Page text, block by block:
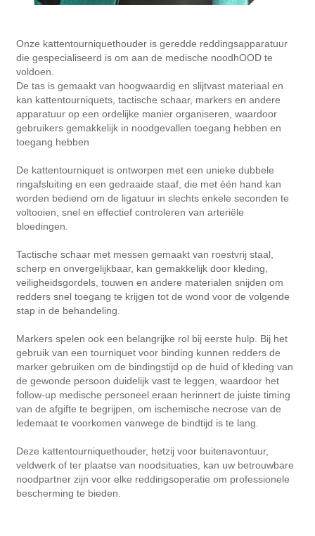
Onze kattentourniquethouder is geredde reddingsapparatuur
die gespecialiseerd is om aan de medische noodhOOD te
voldoen.
De tas is gemaakt van hoogwaardig en slijtvast materiaal en
kan kattentourniquets, tactische schaar, markers en andere
apparatuur op een ordelijke manier organiseren, waardoor
gebruikers gemakkelijk in noodgevallen toegang hebben en
toegang hebben
De kattentourniquet is ontworpen met een unieke dubbele
ringafsluiting en een gedraaide staaf, die met één hand kan
worden bediend om de ligatuur in slechts enkele seconden te
voltooien, snel en effectief controleren van arteriële
bloedingen.
Tactische schaar met messen gemaakt van roestvrij staal,
scherp en onvergelijkbaar, kan gemakkelijk door kleding,
veiligheidsgordels, touwen en andere materialen snijden om
redders snel toegang te krijgen tot de wond voor de volgende
stap in de behandeling.
Markers spelen ook een belangrijke rol bij eerste hulp. Bij het
gebruik van een tourniquet voor binding kunnen redders de
marker gebruiken om de bindingstijd op de huid of kleding van
de gewonde persoon duidelijk vast te leggen, waardoor het
follow-up medische personeel eraan herinnert de juiste timing
van de afgifte te begrijpen, om ischemische necrose van de
ledemaat te voorkomen vanwege de bindtijd is te lang.
Deze kattentourniquethouder, hetzij voor buitenavontuur,
veldwerk of ter plaatse van noodsituaties, kan uw betrouwbare
noodpartner zijn voor elke reddingsoperatie om professionele
bescherming te bieden.